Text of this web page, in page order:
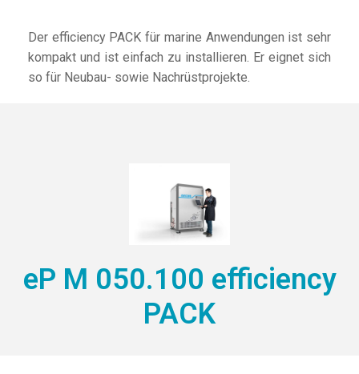
Der efficiency PACK für marine Anwendungen ist sehr
kompakt und ist einfach zu installieren. Er eignet sich
so für Neubau- sowie Nachrüstprojekte.
eP M 050.100 efficiency
PACK